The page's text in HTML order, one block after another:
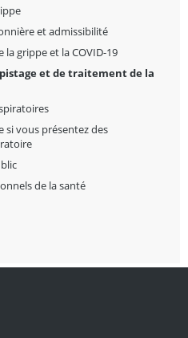
et admissibilité
grippe et la COVID-19
et de traitement de la
si vous présentez des
de la santé